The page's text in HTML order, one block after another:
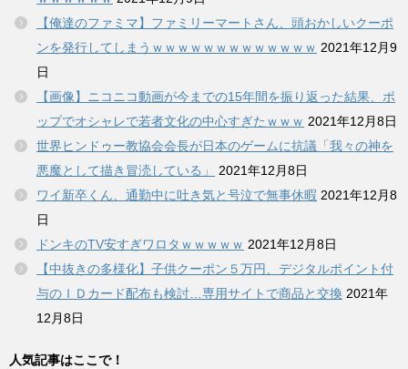
【俺達のファミマ】ファミリーマートさん、頭おかしいクーポ
ンを発行してしまうｗｗｗｗｗｗｗｗｗｗｗｗｗ 2021年12月9
日
【画像】ニコニコ動画が今までの15年間を振り返った結果、ポ
ップでオシャレで若者文化の中心すぎたｗｗｗ 2021年12月8日
世界ヒンドゥー教協会会長が日本のゲームに抗議「我々の神を
悪魔として描き冒涜している」
2021年12月8日
ワイ新卒くん、通勤中に吐き気と号泣で無事休暇 2021年12月8
日
ドンキのTV安すぎワロタｗｗｗｗｗ 2021年12月8日
【中抜きの多様化】子供クーポン５万円、デジタルポイント付
与のＩＤカード配布も検討…専用サイトで商品と交換 2021年
12月8日
人気記事はここで！